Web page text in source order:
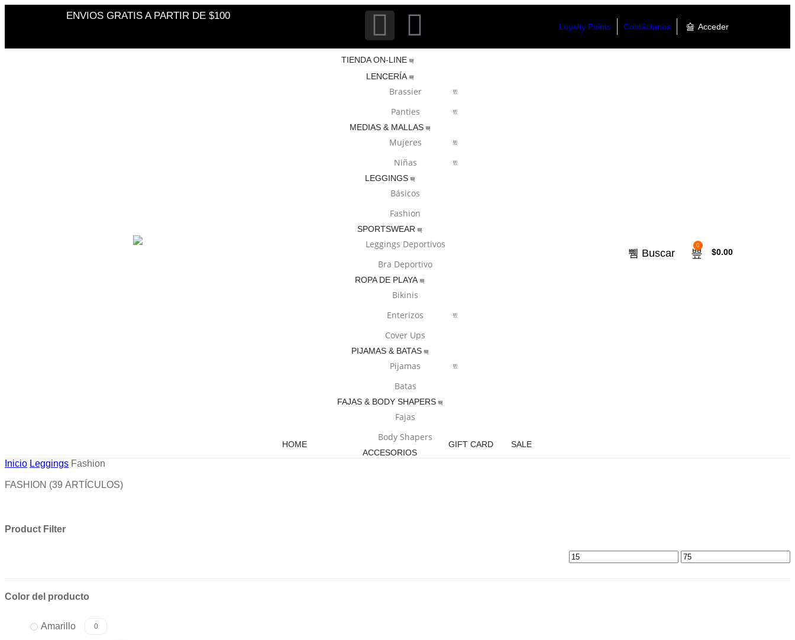
ENVIOS GRATIS A PARTIR DE $100
Loyalty Points Contáctanos Acceder
HOME
TIENDA ON-LINE
LENCERÍA
Brassier
Panties
MEDIAS & MALLAS
Mujeres
Niñas
LEGGINGS
Básicos
Fashion
SPORTSWEAR
Leggings Deportivos
Bra Deportivo
ROPA DE PLAYA
Bikinis
Enterizos
Cover Ups
PIJAMAS & BATAS
Pijamas
Batas
FAJAS & BODY SHAPERS
Fajas
Body Shapers
ACCESORIOS
GIFT CARD SALE
Buscar
0
$0.00
Inicio Leggings Fashion
FASHION (39 ARTÍCULOS)
Product Filter
Color del producto
Amarillo 0